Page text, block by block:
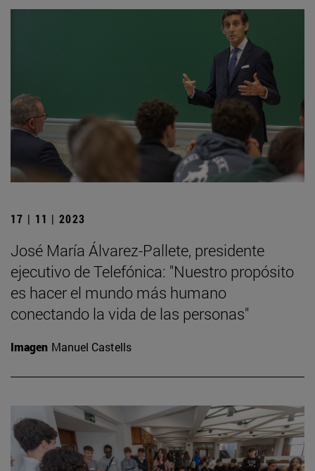
17 | 11 | 2023
José María Álvarez-Pallete, presidente
ejecutivo de Telefónica: "Nuestro propósito
es hacer el mundo más humano
conectando la vida de las personas"
Imagen Manuel Castells